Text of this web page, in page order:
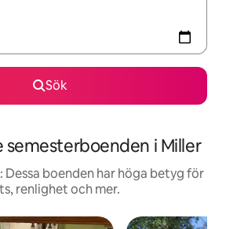
Sök
semesterboenden i Miller
Dessa boenden har höga betyg för
renlighet och mer.